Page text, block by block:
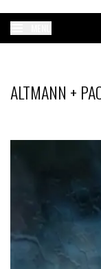
ALTMANN +